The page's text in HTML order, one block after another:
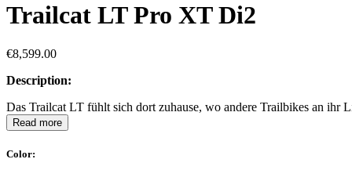
Trailcat LT Pro XT Di2
€8,599.00
Description:
Das Trailcat LT fühlt sich dort zuhause, wo andere Trailbikes an ihr
Read more
Color: